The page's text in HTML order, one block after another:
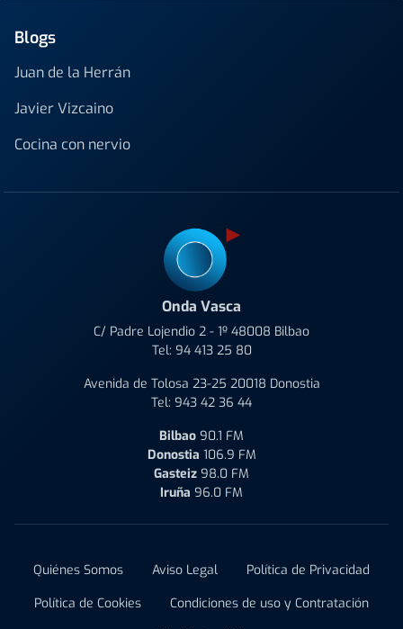
Blogs
Juan de la Herrán
Javier Vizcaino
Cocina con nervio
Onda Vasca
C/ Padre Lojendio 2 - 1º 48008 Bilbao
Tel: 94 413 25 80
Avenida de Tolosa 23-25 20018 Donostia
Tel: 943 42 36 44
Bilbao 90.1 FM
Donostia 106.9 FM
Gasteiz 98.0 FM
Iruña 96.0 FM
Quiénes Somos Aviso Legal
Política de Privacidad
Política de Cookies
Condiciones de uso y Contratación